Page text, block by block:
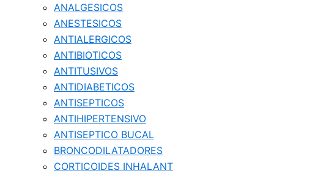
ANALGESICOS
ANESTESICOS
ANTIALERGICOS
ANTIBIOTICOS
ANTITUSIVOS
ANTIDIABETICOS
ANTISEPTICOS
ANTIHIPERTENSIVO
ANTISEPTICO BUCAL
BRONCODILATADORES
CORTICOIDES INHALANT